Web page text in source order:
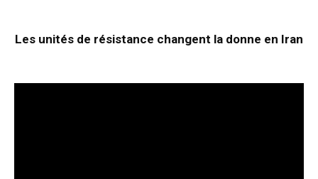
Les unités de résistance changent la donne en Iran